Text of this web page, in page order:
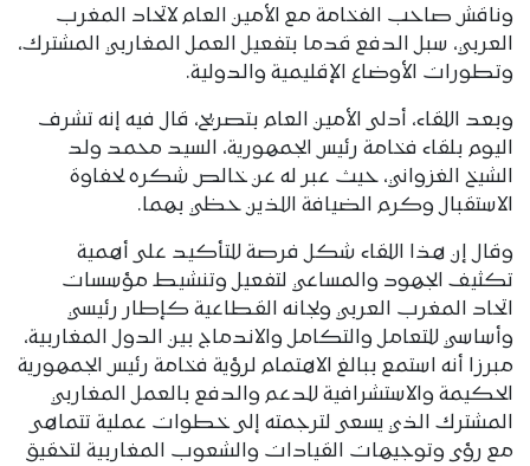
وناقش صاحب الفخامة مع الأمين العام لاتحاد المغرب
العربي، سبل الدفع قدما بتفعيل العمل المغاربي المشترك،
وتطورات الأوضاع الإقليمية والدولية.
وبعد اللقاء، أدلى الأمين العام بتصريح، قال فيه إنه تشرف
اليوم بلقاء فخامة رئيس الجمهورية، السيد محمد ولد
الشيخ الغزواني، حيث عبر له عن خالص شكره لحفاوة
الاستقبال وكرم الضيافة اللذين حظي بهما.
وقال إن هذا اللقاء شكل فرصة للتأكيد على أهمية
تكثيف الجهود والمساعي لتفعيل وتنشيط مؤسسات
اتحاد المغرب العربي ولجانه القطاعية كإطار رئيسي
وأساسي للتعامل والتكامل والاندماج بين الدول المغاربية،
مبرزا أنه استمع ببالغ الاهتمام لرؤية فخامة رئيس الجمهورية
الحكيمة والاستشرافية للدعم والدفع بالعمل المغاربي
المشترك الذي يسعى لترجمته إلى خطوات عملية تتماهى
مع رؤى وتوجيهات القيادات والشعوب المغاربية لتحقيق